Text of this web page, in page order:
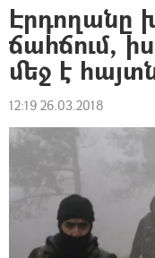
Էրդողանը
ճահճում,
մեջ է
12:19 26.03.2018